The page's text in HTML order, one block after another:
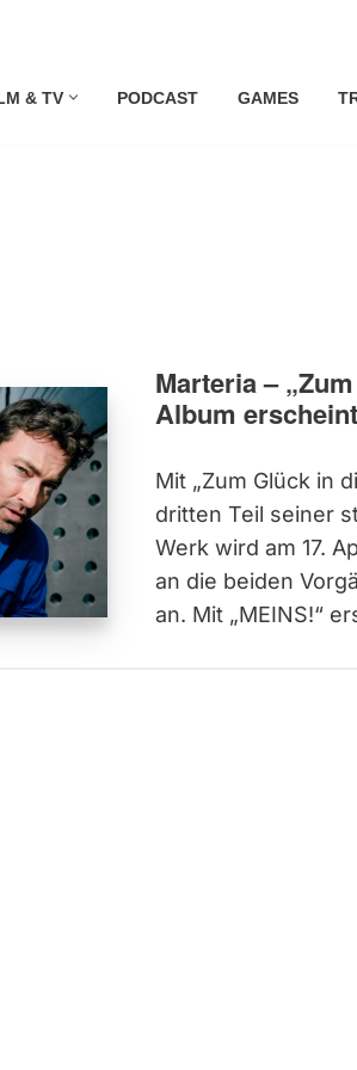
& TV PODCAST GAMES
Marteria –
Album
Mit „Zum Glück in
dritten Teil seiner
Werk wird am 17.
an die beiden
an. Mit „MEINS!“